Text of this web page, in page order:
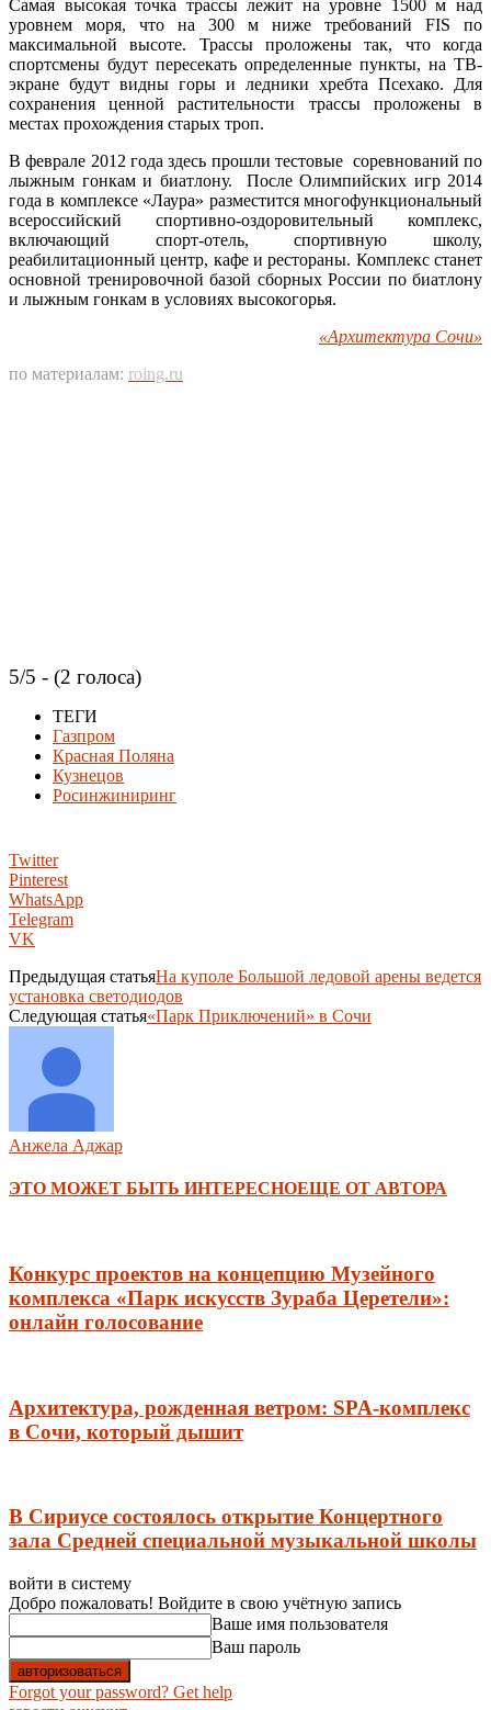
Самая высокая точка трассы лежит на уровне 1500 м над
уровнем моря, что на 300 м ниже требований FIS по
максимальной высоте. Трассы проложены так, что когда
спортсмены будут пересекать определенные пункты, на ТВ-
экране будут видны горы и ледники хребта Псехако. Для
сохранения ценной растительности трассы проложены в
местах прохождения старых троп.
В феврале 2012 года здесь прошли тестовые соревнований по
лыжным гонкам и биатлону. После Олимпийских игр 2014
года в комплексе «Лаура» разместится многофункциональный
всероссийский спортивно-оздоровительный комплекс,
включающий спорт-отель, спортивную школу,
реабилитационный центр, кафе и рестораны. Комплекс станет
основной тренировочной базой сборных России по биатлону
и лыжным гонкам в условиях высокогорья.
«Архитектура Сочи»
по материалам: roing.ru
5/5 - (2 голоса)
ТЕГИ
Газпром
Красная Поляна
Кузнецов
Росинжиниринг
Twitter
Pinterest
WhatsApp
Telegram
VK
Предыдущая статьяНа куполе Большой ледовой арены ведется
установка светодиодов
Следующая статья«Парк Приключений» в Сочи
Анжела Аджар
ЭТО МОЖЕТ БЫТЬ ИНТЕРЕСНОЕЩЕ ОТ АВТОРА
Конкурс проектов на концепцию Музейного
комплекса «Парк искусств Зураба Церетели»:
онлайн голосование
Архитектура, рожденная ветром: SPA-комплекс
в Сочи, который дышит
В Сириусе состоялось открытие Концертного
зала Средней специальной музыкальной школы
войти в систему
Добро пожаловать! Войдите в свою учётную запись
Ваше имя пользователя
Ваш пароль
Forgot your password? Get help